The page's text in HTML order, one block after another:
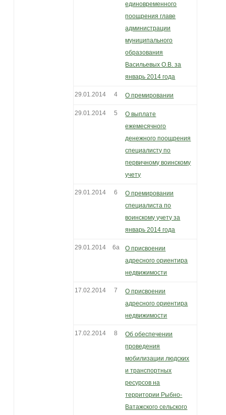
единовременного
поощрения главе
администрации
муниципального
образования
Васильевых О.В. за
январь 2014 года
29.01.2014 4 О премировании
29.01.2014 5
О выплате
ежемесячного
денежного поощрения
специалисту по
первичному воинскому
учету
29.01.2014 6
О премировании
специалиста по
воинскому учету за
январь 2014 года
29.01.2014 6а
О присвоении
адресного ориентира
недвижимости
17.02.2014 7
О присвоении
адресного ориентира
недвижимости
17.02.2014 8
Об обеспечении
проведения
мобилизации людских
и транспортных
ресурсов на
территории Рыбно-
Ватажского сельского